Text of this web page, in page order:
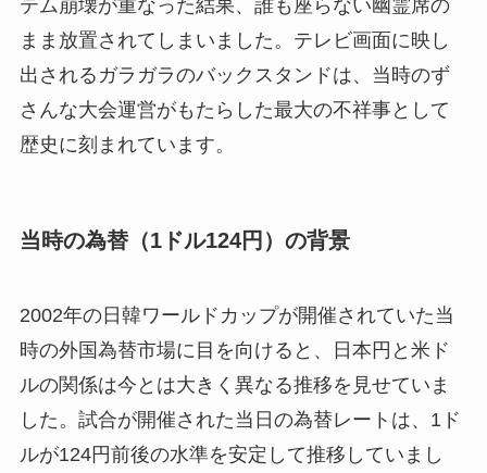
テム崩壊が重なった結果、誰も座らない幽霊席の
まま放置されてしまいました。テレビ画面に映し
出されるガラガラのバックスタンドは、当時のず
さんな大会運営がもたらした最大の不祥事として
歴史に刻まれています。
当時の為替（1ドル124円）の背景
2002年の日韓ワールドカップが開催されていた当
時の外国為替市場に目を向けると、日本円と米ド
ルの関係は今とは大きく異なる推移を見せていま
した。試合が開催された当日の為替レートは、1ド
ルが124円前後の水準を安定して推移していまし